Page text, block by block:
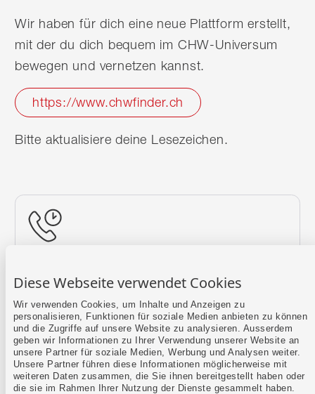
Diese Webseite verwendet Cookies
Wir verwenden Cookies, um Inhalte und Anzeigen zu
personalisieren, Funktionen für soziale Medien anbieten zu können
und die Zugriffe auf unsere Website zu analysieren. Ausserdem
geben wir Informationen zu Ihrer Verwendung unserer Website an
unsere Partner für soziale Medien, Werbung und Analysen weiter.
Unsere Partner führen diese Informationen möglicherweise mit
weiteren Daten zusammen, die Sie ihnen bereitgestellt haben oder
die sie im Rahmen Ihrer Nutzung der Dienste gesammelt haben.
Wir haben für dich eine neue Plattform erstellt,
mit der du dich bequem im CHW-Universum
bewegen und vernetzen kannst.
https://www.chwfinder.ch
Bitte aktualisiere deine Lesezeichen.
Mehr erfahren